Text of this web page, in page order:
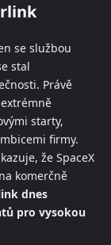
se službou
stal
Právě
starty,
firmy.
že SpaceX
komerčně
dnes
pro vysokou